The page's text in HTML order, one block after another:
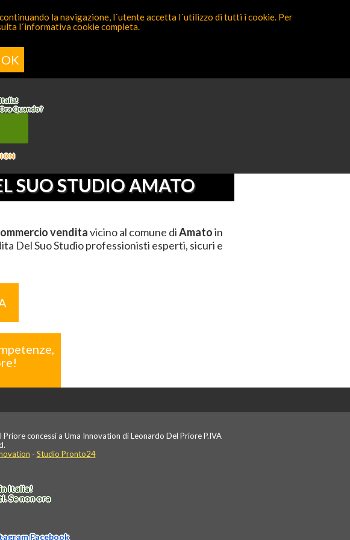
Studio
Quando?
SUO STUDIO AMATO
venditavicino al comune diAmatoin
Del Suo Studio professionisti esperti, sicuri e
concessi a Uma Innovation di Leonardo Del Priore P.IVA
- Studio Pronto24
Italia!
Se non ora
Facebook
la navigazione, l´utente accetta l´utilizzo di tutti i cookie. Per
l´informativa cookie completa.
OK